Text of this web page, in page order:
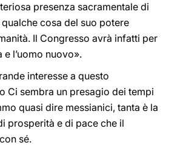
presenza sacramentale di
cosa del suo potere
Il Congresso avrà infatti per
e l’uomo nuovo».
interesse a questo
Ci sembra un presagio dei tempi
quasi dire messianici, tanta è la
prosperità e di pace che il
sé.